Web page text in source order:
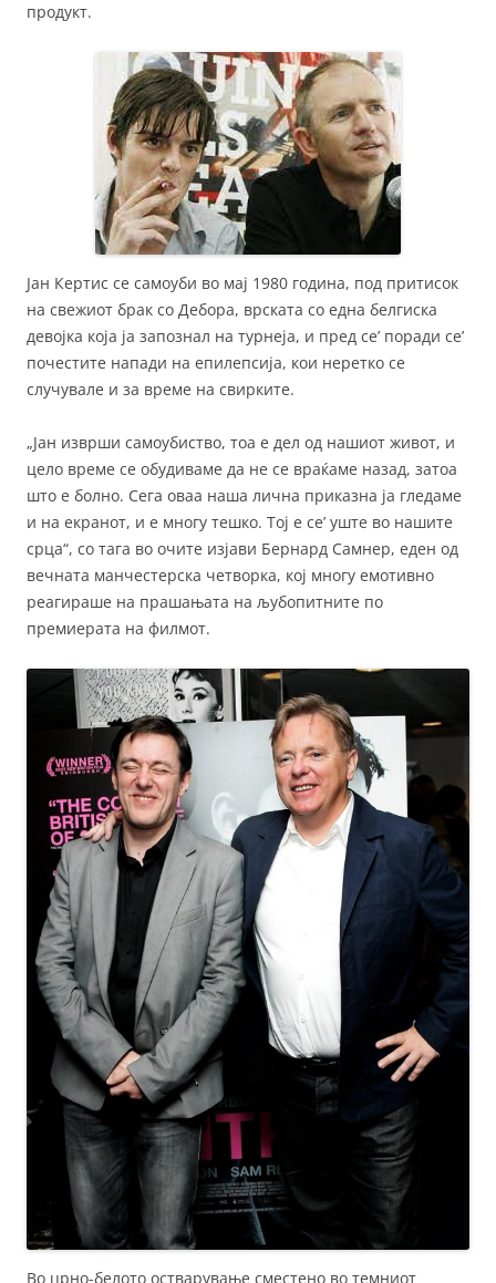
продукт.
Јан Кертис се самоуби во мај 1980 година, под притисок
на свежиот брак со Дебора, врската со една белгиска
девојка која ја запознал на турнеја, и пред се’ поради се’
почестите напади на епилепсија, кои неретко се
случувале и за време на свирките.
„Јан изврши самоубиство, тоа е дел од нашиот живот, и
цело време се обудиваме да не се враќаме назад, затоа
што е болно. Сега оваа наша лична приказна ја гледаме
и на екранот, и е многу тешко. Тој е се’ уште во нашите
срца“, со тага во очите изјави Бернард Самнер, еден од
вечната манчестерска четворка, кој многу емотивно
реагираше на прашањата на љубопитните по
премиерата на филмот.
Во црно-белото остварување сместено во темниот